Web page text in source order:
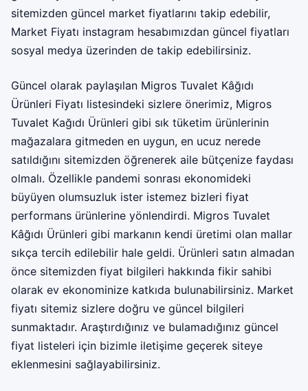
sitemizden güncel market fiyatlarını takip edebilir,
Market Fiyatı instagram hesabımızdan güncel fiyatları
sosyal medya üzerinden de takip edebilirsiniz.
Güncel olarak paylaşılan Migros Tuvalet Kâğıdı
Ürünleri Fiyatı listesindeki sizlere önerimiz, Migros
Tuvalet Kağıdı Ürünleri gibi sık tüketim ürünlerinin
mağazalara gitmeden en uygun, en ucuz nerede
satıldığını sitemizden öğrenerek aile bütçenize faydası
olmalı. Özellikle pandemi sonrası ekonomideki
büyüyen olumsuzluk ister istemez bizleri fiyat
performans ürünlerine yönlendirdi. Migros Tuvalet
Kâğıdı Ürünleri gibi markanın kendi üretimi olan mallar
sıkça tercih edilebilir hale geldi. Ürünleri satın almadan
önce sitemizden fiyat bilgileri hakkında fikir sahibi
olarak ev ekonominize katkıda bulunabilirsiniz. Market
fiyatı sitemiz sizlere doğru ve güncel bilgileri
sunmaktadır. Araştırdığınız ve bulamadığınız güncel
fiyat listeleri için bizimle iletişime geçerek siteye
eklenmesini sağlayabilirsiniz.